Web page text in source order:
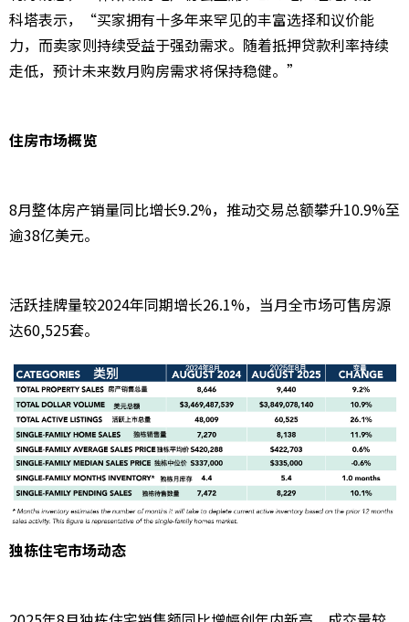
科塔表示，“买家拥有十多年来罕见的丰富选择和议价能
力，而卖家则持续受益于强劲需求。随着抵押贷款利率持续
走低，预计未来数月购房需求将保持稳健。”
住房市场概览
8月整体房产销量同比增长9.2%，推动交易总额攀升10.9%至
逾38亿美元。
活跃挂牌量较2024年同期增长26.1%，当月全市场可售房源
达60,525套。
独栋住宅市场动态